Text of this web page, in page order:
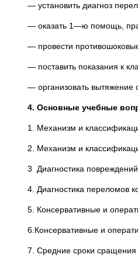
— установить диагноз
— оказать 1—ю помощь,
— провести
— поставить показания к
— организовать вытяжение
4. Основные учебные
1. Механизм и
2. Механизм и
3 Диагностика
4. Диагностика переломов
5. Консервативные и
6.Консервативные и
7. Средние сроки сращения